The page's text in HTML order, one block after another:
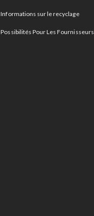
Informations sur le recyclage
Possibilités Pour Les Fournisseurs